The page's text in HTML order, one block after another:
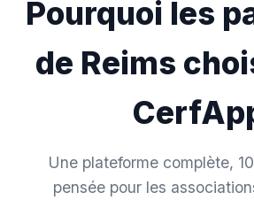
Pourquoi les
de Reims
Une plateforme complète,
pensée pour les